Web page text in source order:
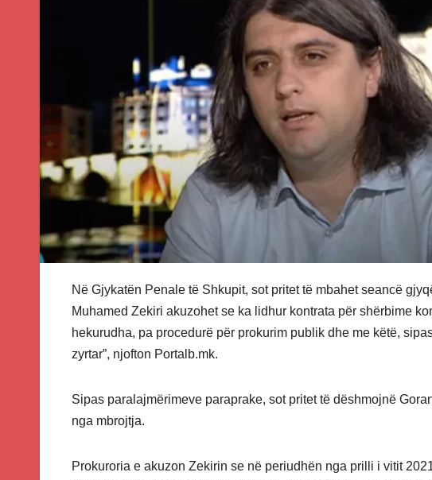
Në Gjykatën Penale të Shkupit, sot pritet të mbahet seancë
Muhamed Zekiri akuzohet se ka lidhur kontrata për shërbime
hekurudha, pa procedurë për prokurim publik dhe me këtë,
zyrtar”, njofton Portalb.mk.
Sipas paralajmërimeve paraprake, sot pritet të dëshmojnë
nga mbrojtja.
Prokuroria e akuzon Zekirin se në periudhën nga prilli i vitit